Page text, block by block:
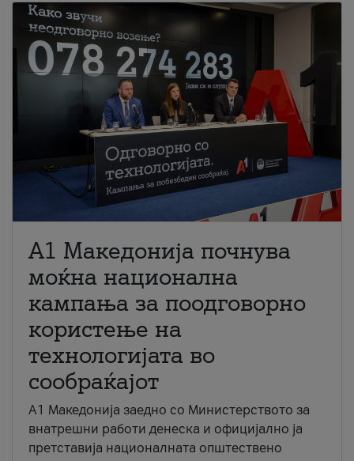
A1 Македонија почнува
моќна национална
кампања за поодговорно
користење на
технологијата во
сообраќајот
A1 Македонија заедно со Министерството за
внатрешни работи денеска и официјално ја
претставија националната општествено